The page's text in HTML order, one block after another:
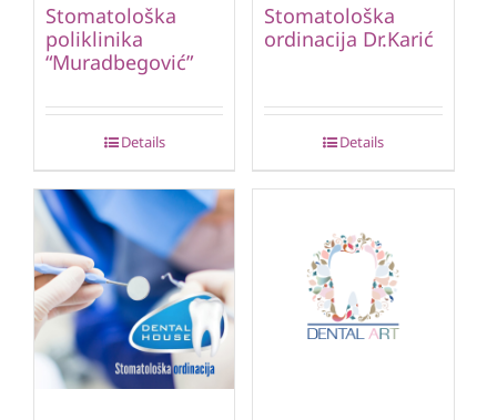
Stomatološka
poliklinika
“Muradbegović”
Details
Stomatološka
ordinacija Dr.Karić
Details